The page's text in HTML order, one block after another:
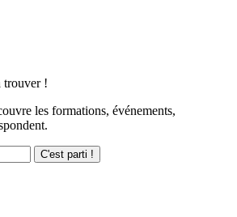
trouver !
les formations, événements,
C'est parti !